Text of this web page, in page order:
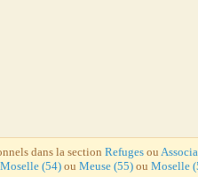
dans la section Refuges ou
(54)ou Meuse (55) ou Moselle